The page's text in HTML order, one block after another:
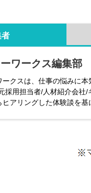
者
ワークス編集部
ークスは、仕事の悩みに
採用担当者/人材紹介会社
アリングした体験談を基